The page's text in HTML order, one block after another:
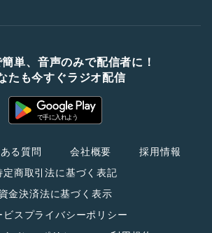
単、音声のみで配信者に！
たも今すぐラジオ配信
る質問 会社概要
採用情報
定商取引法に基づく表記
資金決済法に基づく表示
ビスプライバシーポリシー